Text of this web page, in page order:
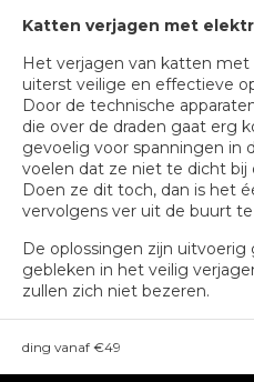
Katten verjagen met
Het verjagen van katten met
uiterst veilige en effectieve
Door de technische
die over de draden gaat erg
gevoelig voor spanningen in
voelen dat ze niet te dicht
Doen ze dit toch, dan is het
vervolgens ver uit de buurt
De oplossingen zijn
gebleken in het veilig
zullen zich niet bezeren.
vanaf €49